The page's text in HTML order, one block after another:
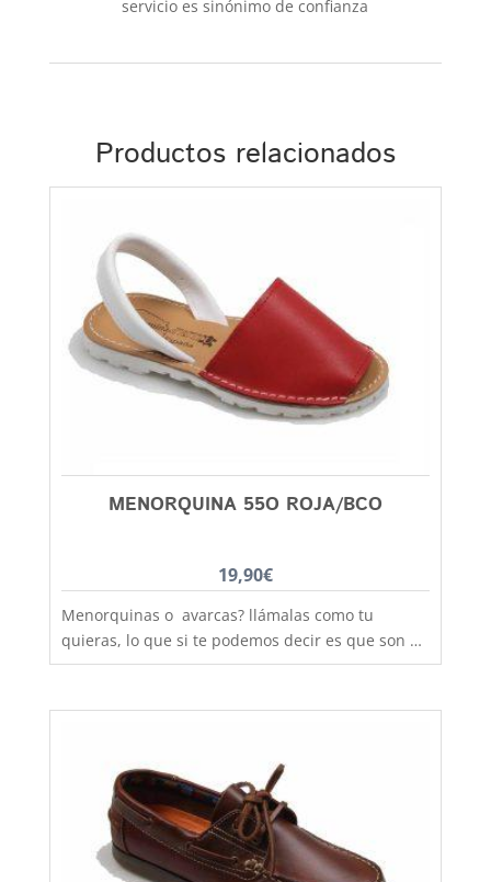
servicio es sinónimo de confianza
Productos relacionados
MENORQUINA 55O ROJA/BCO
19,90€
Menorquinas o avarcas? llámalas como tu
quieras, lo que si te podemos decir es que son de
fabricación nacional y hechas por completo en
transpiración, comodidad y durabilidad, al mejor
modelo con la tira de velcro es el ideal,
practicidad y moda no están reñidas, combinan
con todos los estilos de ropa y tenemos un gran
rango de tallas desde la talla 28 a la 34. Debes
tener en cuenta que las tallas no son muy